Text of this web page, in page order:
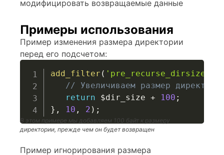
модифицировать возвращаемые данные
Примеры использования
Пример изменения размера директории
перед его подсчетом:
add_filter ( 'pre_recurse_dirsize'
// Увеличиваем размер
return
$dir_size + 100 ;
} , 10 , 2 ) ;
В этом примере мы добавляем 100 байт к размеру
директории, прежде чем он будет возвращен
Пример игнорирования размера